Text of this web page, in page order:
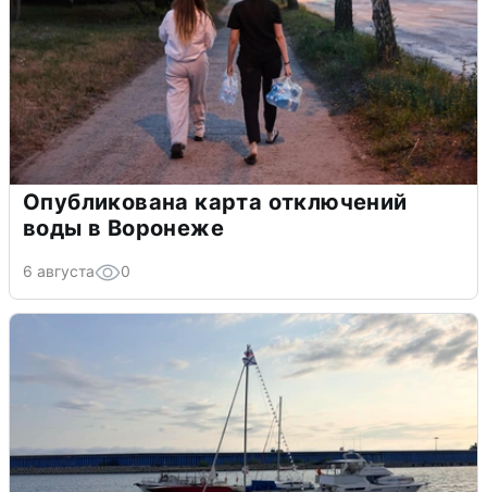
Опубликована карта отключений
воды в Воронеже
6 августа 0